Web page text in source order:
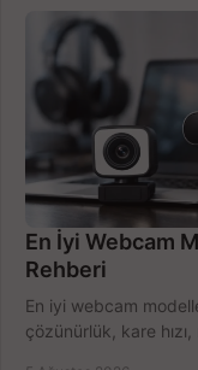
En İyi Webcam
Rehberi
En iyi webcam
çözünürlük, kare